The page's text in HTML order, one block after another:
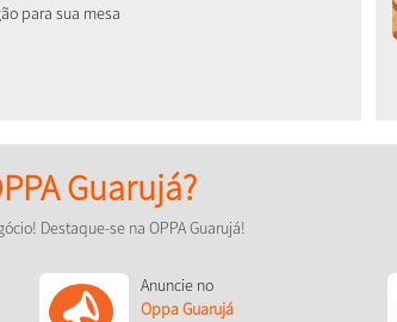
para sua mesa
Guarujá?
Destaque-se na OPPA Guarujá!
Anuncie no
Oppa Guarujá